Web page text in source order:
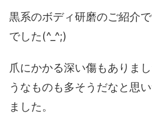
黒系のボディ研磨のご紹介
でした(^_^;)
爪にかかる深い傷もありま
うなものも多そうだなと思
ました。